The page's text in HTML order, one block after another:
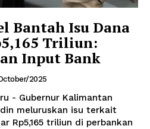
Bantah Isu Dana
Triliun:
Input Bank
2025
- Gubernur Kalimantan
meluruskan isu terkait
Rp5,165 triliun di perbankan